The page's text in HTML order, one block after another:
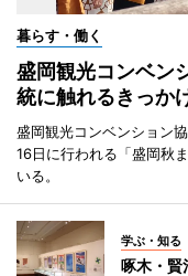
暮らす・働く
盛岡観光コンベン
統に触れるきっか
盛岡観光コンベンション
16日に行われる「盛岡秋
いる。
学ぶ・知る
啄木・